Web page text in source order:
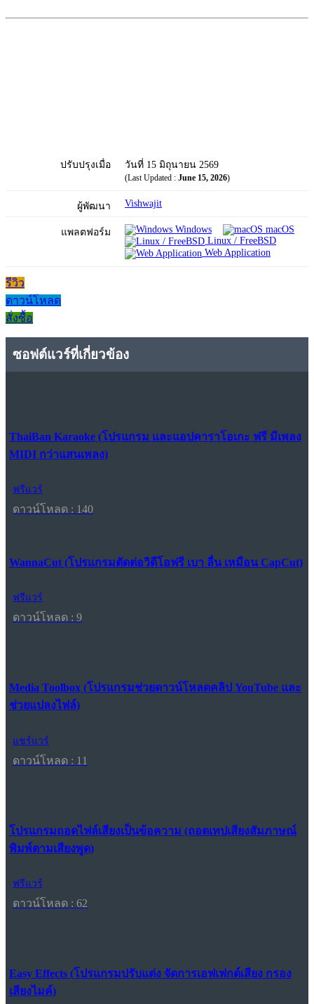
ปรับปรุงเมื่อ วันที่ 15 มิถุนายน 2569
(Last Updated : June 15, 2026)
ผู้พัฒนา Vishwajit
แพลตฟอร์ม Windows
macOS
Linux / FreeBSD
Web Application
รีวิว
ดาวน์โหลด
สั่งซื้อ
ซอฟต์แวร์ที่เกี่ยวข้อง
ThaiBan Karaoke (โปรแกรม และแอปคาราโอเกะ ฟรี มีเพลง
MIDI กว่าแสนเพลง)
ฟรีแวร์
ดาวน์โหลด : 140
WannaCut (โปรแกรมตัดต่อวิดีโอฟรี เบา ลื่น เหมือน CapCut)
ฟรีแวร์
ดาวน์โหลด : 9
Media Toolbox (โปรแกรมช่วยดาวน์โหลดคลิป YouTube และ
ช่วยแปลงไฟล์)
แชร์แวร์
ดาวน์โหลด : 11
โปรแกรมถอดไฟล์เสียงเป็นข้อความ (ถอดเทปเสียงสัมภาษณ์
พิมพ์ตามเสียงพูด)
ฟรีแวร์
ดาวน์โหลด : 62
Easy Effects (โปรแกรมปรับแต่ง จัดการเอฟเฟกต์เสียง กรอง
เสียงไมค์)